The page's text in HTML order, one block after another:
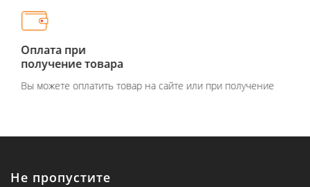
Оплата при
получение товара
Вы можете оплатить товар на сайте или при получение
Не пропустите